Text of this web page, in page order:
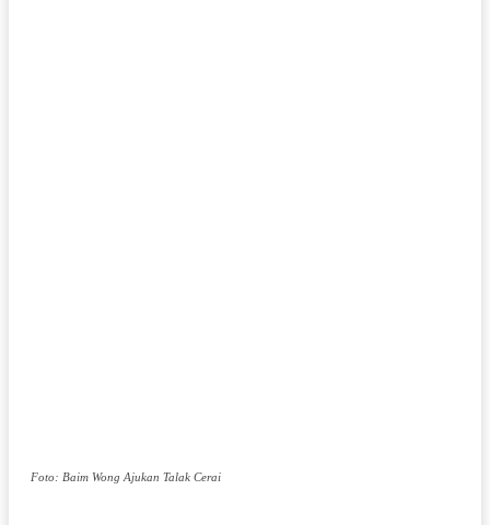
Foto: Baim Wong Ajukan Talak Cerai